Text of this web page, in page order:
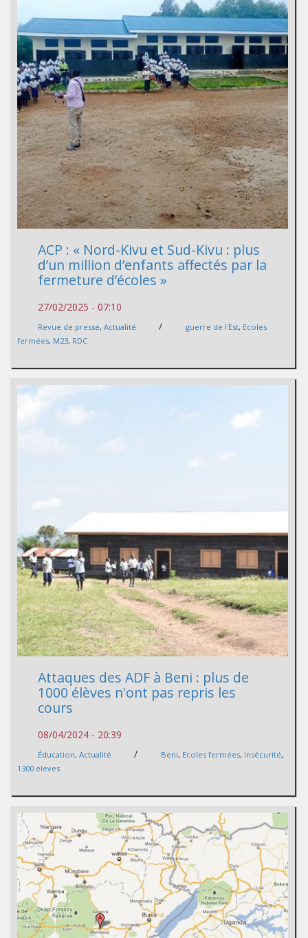
ACP : « Nord-Kivu et Sud-Kivu : plus
d’un million d’enfants affectés par la
fermeture d’écoles »
27/02/2025 - 07:10
Revue de presse, Actualité / guerre de l'Est, Ecoles
fermées, M23, RDC
Attaques des ADF à Beni : plus de
1000 élèves n'ont pas repris les
cours
08/04/2024 - 20:39
Éducation, Actualité / Beni, Ecoles fermées, Insécurité,
1300 eleves